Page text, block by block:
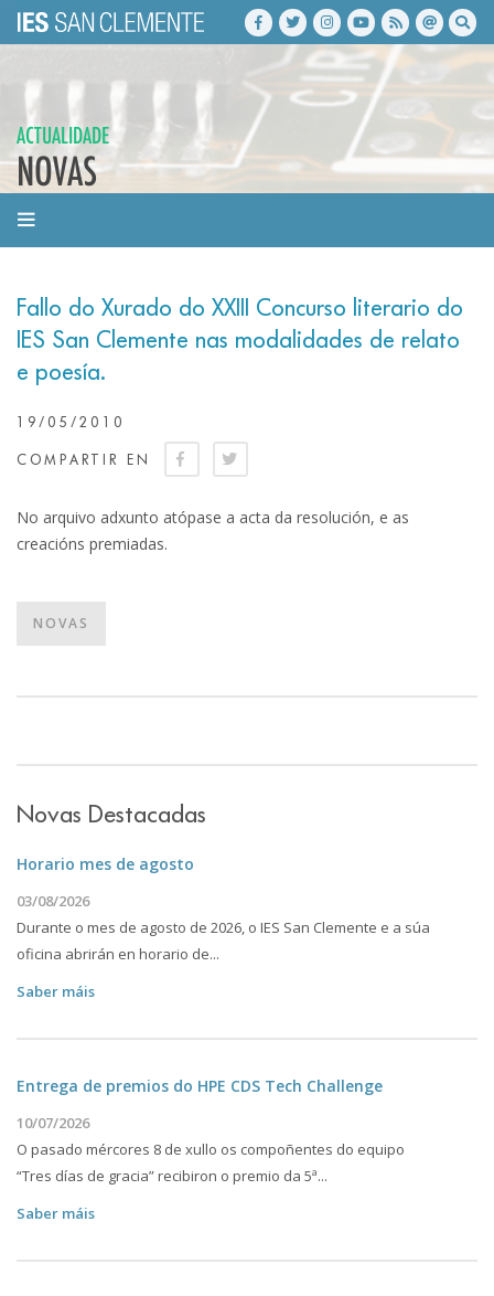
ACTUALIDADE
NOVAS
Fallo do Xurado do XXIII Concurso literario do
IES San Clemente nas modalidades de relato
e poesía.
19/05/2010
COMPARTIR EN
No arquivo adxunto atópase a acta da resolución, e as
creacións premiadas.
NOVAS
Novas Destacadas
Horario mes de agosto
03/08/2026
Durante o mes de agosto de 2026, o IES San Clemente e a súa
oficina abrirán en horario de...
Saber máis
Entrega de premios do HPE CDS Tech Challenge
10/07/2026
O pasado mércores 8 de xullo os compoñentes do equipo
“Tres días de gracia” recibiron o premio da 5ª...
Saber máis